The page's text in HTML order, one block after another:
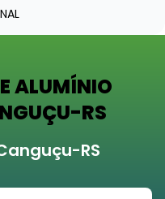
ALUMÍNIO
RS
RS